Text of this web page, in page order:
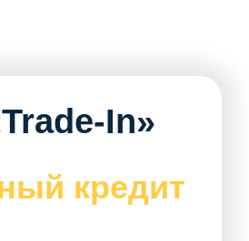
In»
кредит